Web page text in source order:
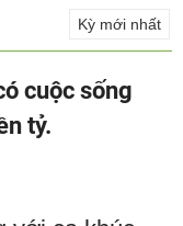
Kỳ mới nhất
cuộc sống
tỷ.